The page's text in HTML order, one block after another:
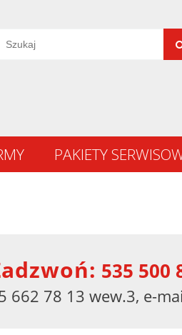
PAKIETY
535 500
662 78 13 wew.3, e-